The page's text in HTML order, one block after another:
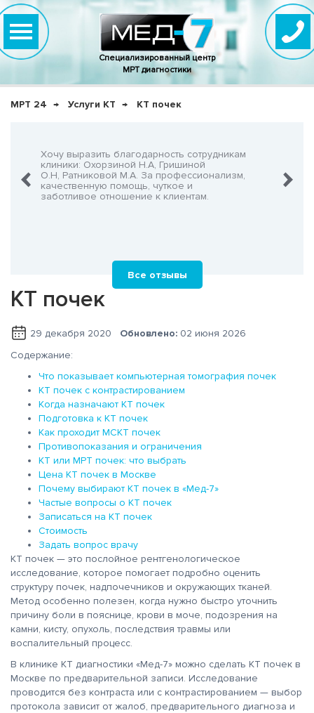
Специализированный центр
МРТ диагностики
МРТ 24 Услуги КТ КТ почек
Хочу выразить благодарность сотрудникам
клиники: Охорзиной Н.А, Гришиной
О.Н, Ратниковой М.А. За профессионализм,
качественную помощь, чуткое и
заботливое отношение к клиентам.
Все отзывы
КТ почек
29 декабря 2020 Обновлено: 02 июня 2026
Содержание:
Что показывает компьютерная томография почек
КТ почек с контрастированием
Когда назначают КТ почек
Подготовка к КТ почек
Как проходит МСКТ почек
Противопоказания и ограничения
КТ или МРТ почек: что выбрать
Цена КТ почек в Москве
Почему выбирают КТ почек в «Мед-7»
Частые вопросы о КТ почек
Записаться на КТ почек
Стоимость
Задать вопрос врачу
КТ почек — это послойное рентгенологическое
исследование, которое помогает подробно оценить
структуру почек, надпочечников и окружающих тканей.
Метод особенно полезен, когда нужно быстро уточнить
причину боли в пояснице, крови в моче, подозрения на
камни, кисту, опухоль, последствия травмы или
воспалительный процесс.
В клинике КТ диагностики «Мед-7» можно сделать КТ почек в
Москве по предварительной записи. Исследование
проводится без контраста или с контрастированием — выбор
протокола зависит от жалоб, предварительного диагноза и